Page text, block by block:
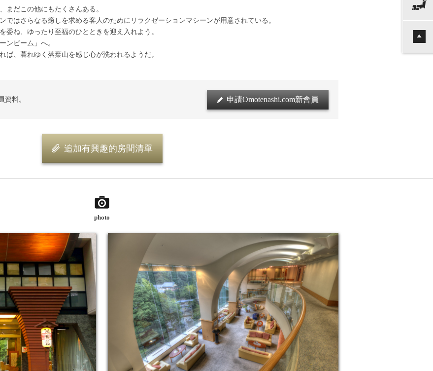
だこの他にもたくさんある。
はさらなる癒しを求める客人のためにリラクゼーションマシーンが用意されている。
ね、ゆったり至福のひとときを迎え入れよう。
ンビーム」へ。
、暮れゆく落葉山を感じ心が洗われるようだ。
資料。 申請Omotenashi.com新會員
追加有興趣的房間清單
photo